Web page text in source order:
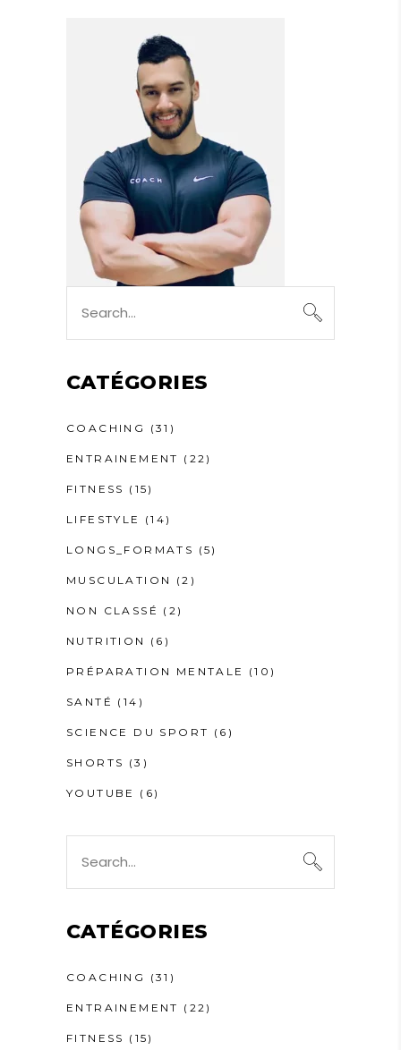
for:
CATÉGORIES
COACHING (31)
ENTRAINEMENT (22)
FITNESS (15)
LIFESTYLE (14)
LONGS_FORMATS (5)
MUSCULATION (2)
NON CLASSÉ (2)
NUTRITION (6)
PRÉPARATION MENTALE (10)
SANTÉ (14)
SCIENCE DU SPORT (6)
SHORTS (3)
YOUTUBE (6)
for:
CATÉGORIES
COACHING (31)
ENTRAINEMENT (22)
FITNESS (15)